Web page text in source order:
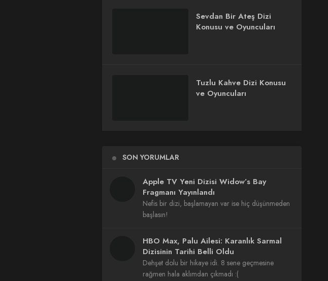
Sevdan Bir Ateş Dizi
Konusu ve Oyuncuları
Tuzlu Kahve Dizi Konusu
ve Oyuncuları
SON YORUMLAR
Apple TV Yeni Dizisi Widow’s Bay
Fragmanı Yayınlandı
Nefis bir dizi, başlamayan var ise hiç düşünmeden
başlasın!
HBO Max, Palu Ailesi: Karanlık Sarmal
Dizisinin Tarihi Belli Oldu
Dehşet dolu bir hikaye idi. 8 sene geçmesine
rağmen hala aklımdan çıkmadı :(